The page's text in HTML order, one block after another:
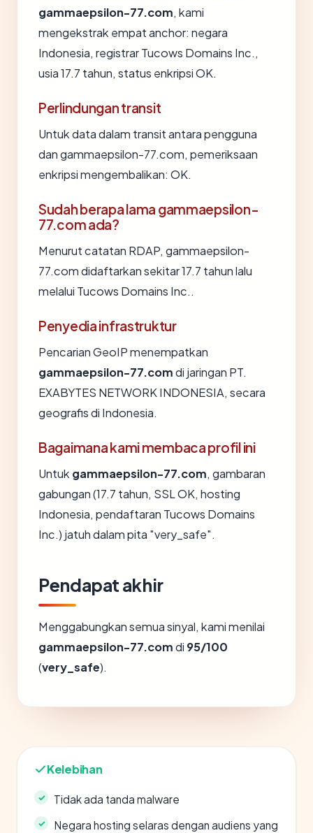
gammaepsilon-77.com, kami
mengekstrak empat anchor: negara
Indonesia, registrar Tucows Domains Inc.,
usia 17.7 tahun, status enkripsi OK.
Perlindungan transit
Untuk data dalam transit antara pengguna
dan gammaepsilon-77.com, pemeriksaan
enkripsi mengembalikan: OK.
Sudah berapa lama gammaepsilon-
77.com ada?
Menurut catatan RDAP, gammaepsilon-
77.com didaftarkan sekitar 17.7 tahun lalu
melalui Tucows Domains Inc..
Penyedia infrastruktur
Pencarian GeoIP menempatkan
gammaepsilon-77.comdi jaringan PT.
EXABYTES NETWORK INDONESIA, secara
geografis di Indonesia.
Bagaimana kami membaca profil ini
Untuk gammaepsilon-77.com, gambaran
gabungan (17.7 tahun, SSL OK, hosting
Indonesia, pendaftaran Tucows Domains
Inc.) jatuh dalam pita "very_safe".
Pendapat akhir
Menggabungkan semua sinyal, kami menilai
gammaepsilon-77.comdi 95/100
(very_safe).
Kelebihan
Tidak ada tanda malware
Negara hosting selaras dengan audiens yang